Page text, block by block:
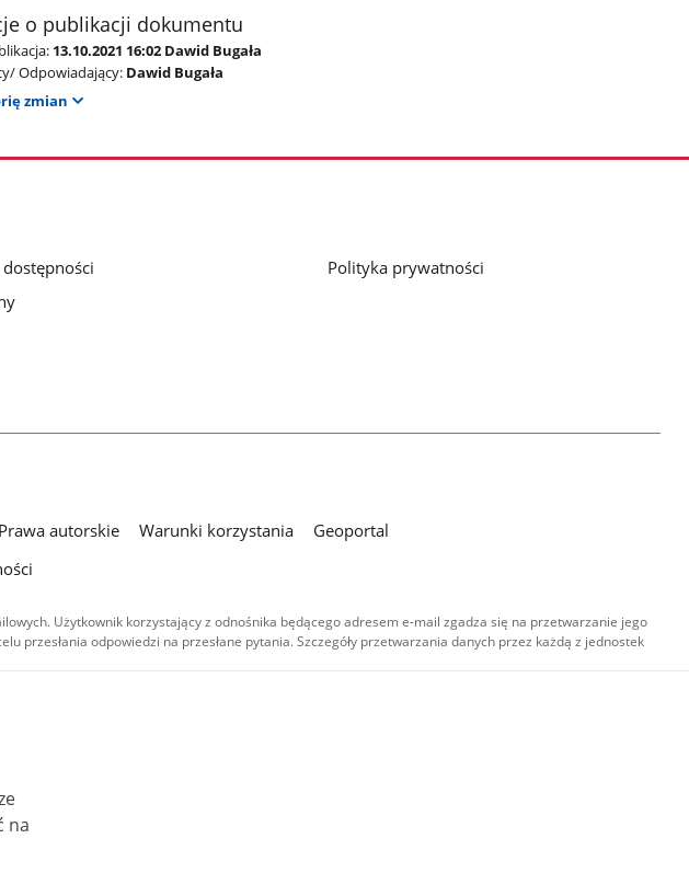
o publikacji dokumentu
13.10.2021 16:02 Dawid Bugała
Odpowiadający: Dawid Bugała
zmian
Polityka prywatności
Prawa autorskie Warunki korzystania
Geoportal
Użytkownik korzystający z odnośnika będącego adresem e-mail zgadza się na przetwarzanie jego
przesłania odpowiedzi na przesłane pytania. Szczegóły przetwarzania danych przez każdą z jednostek
są
- na tych samych
materiały audio i wideo,
użycie niekomercyjne -
inaczej.